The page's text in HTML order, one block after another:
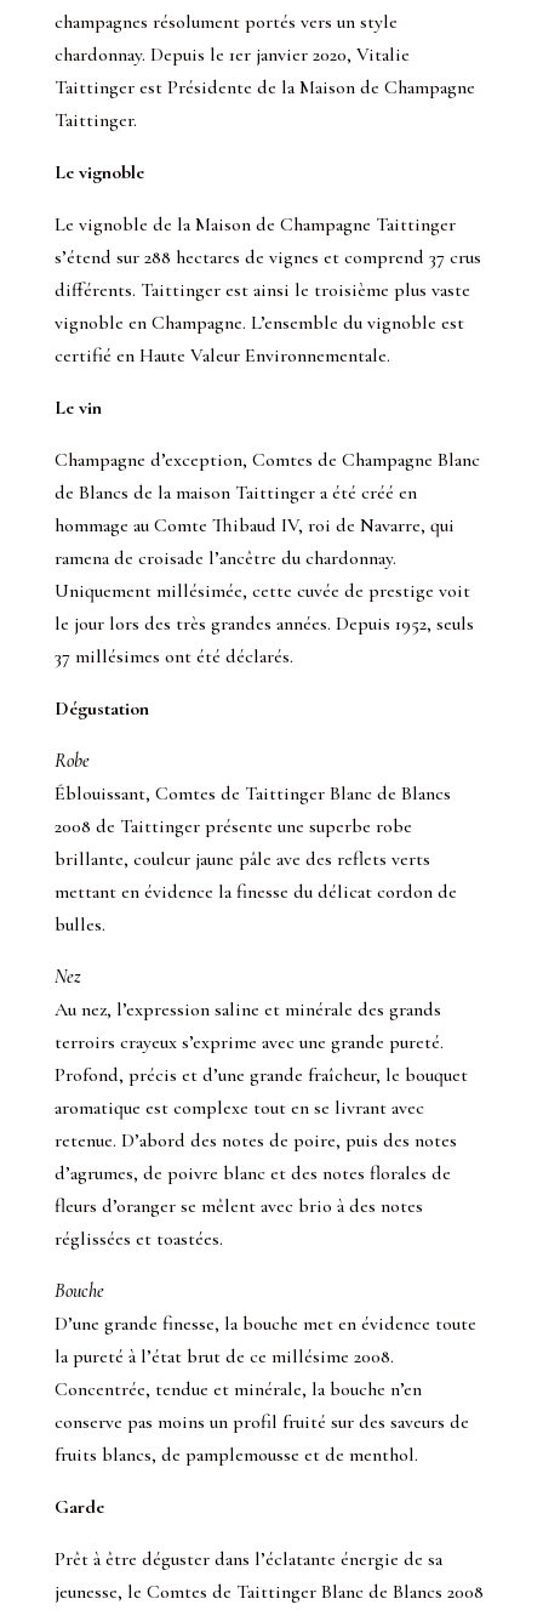
champagnes résolument portés vers un style
chardonnay. Depuis le 1er janvier 2020, Vitalie
Taittinger est Présidente de la Maison de Champagne
Taittinger.
Le vignoble
Le vignoble de la Maison de Champagne Taittinger
s’étend sur 288 hectares de vignes et comprend 37 crus
différents. Taittinger est ainsi le troisième plus vaste
vignoble en Champagne. L’ensemble du vignoble est
certifié en Haute Valeur Environnementale.
Le vin
Champagne d’exception, Comtes de Champagne Blanc
de Blancs de la maison Taittinger a été créé en
hommage au Comte Thibaud IV, roi de Navarre, qui
ramena de croisade l’ancêtre du chardonnay.
Uniquement millésimée, cette cuvée de prestige voit
le jour lors des très grandes années. Depuis 1952, seuls
37 millésimes ont été déclarés.
Dégustation
Robe
Éblouissant, Comtes de Taittinger Blanc de Blancs
2008 de Taittinger présente une superbe robe
brillante, couleur jaune pâle ave des reflets verts
mettant en évidence la finesse du délicat cordon de
bulles.
Nez
Au nez, l’expression saline et minérale des grands
terroirs crayeux s’exprime avec une grande pureté.
Profond, précis et d’une grande fraîcheur, le bouquet
aromatique est complexe tout en se livrant avec
retenue. D’abord des notes de poire, puis des notes
d’agrumes, de poivre blanc et des notes florales de
fleurs d’oranger se mêlent avec brio à des notes
réglissées et toastées.
Bouche
D’une grande finesse, la bouche met en évidence toute
la pureté à l’état brut de ce millésime 2008.
Concentrée, tendue et minérale, la bouche n’en
conserve pas moins un profil fruité sur des saveurs de
fruits blancs, de pamplemousse et de menthol.
Garde
Prêt à être déguster dans l’éclatante énergie de sa
jeunesse, le Comtes de Taittinger Blanc de Blancs 2008